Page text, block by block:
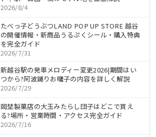
2026/8/4
たべっ子どうぶつLAND POP UP STORE 越谷
の開催情報・新商品うるぷくシール・購入特典
を完全ガイド
2026/7/31
新越谷駅の発車メロディー変更2026|期間はい
つから?阿波踊りお囃子の内容を詳しく解説
2026/7/29
岡埜製菓店の大玉みたらし団子はどこで買え
る?場所・営業時間・アクセス完全ガイド
2026/7/16